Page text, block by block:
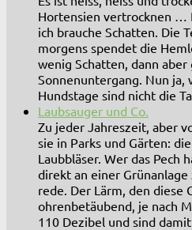
Hortensien vertrocknen …
ich brauche Schatten. Die
morgens spendet die
wenig Schatten, dann
Sonnenuntergang. Nun ja,
Hundstage sind nicht die
Laubsauger und Co.
Zu jeder Jahreszeit, aber
sie in Parks und Gärten:
Laubbläser. Wer das Pech
direkt an einer Grünanlage
rede. Der Lärm, den diese
ohrenbetäubend, je nach
110 Dezibel und sind